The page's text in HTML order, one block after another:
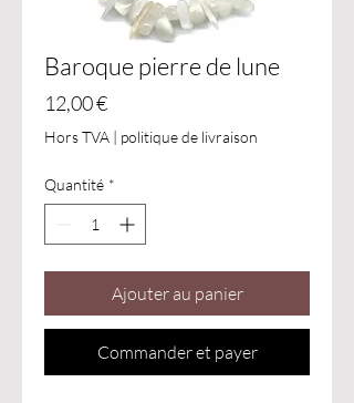
Baroque pierre de lune
12,00 €Prix
Hors TVA | politique de livraison
Quantité *
Ajouter au panier
Commander et payer